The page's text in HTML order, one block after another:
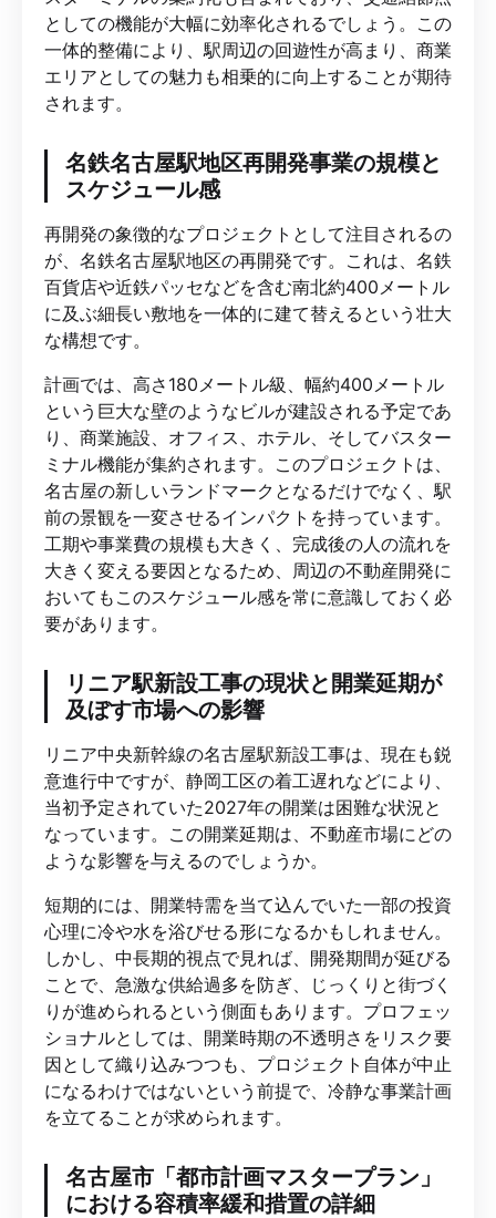
としての機能が大幅に効率化されるでしょう。この
一体的整備により、駅周辺の回遊性が高まり、商業
エリアとしての魅力も相乗的に向上することが期待
されます。
名鉄名古屋駅地区再開発事業の規模と
スケジュール感
再開発の象徴的なプロジェクトとして注目されるの
が、名鉄名古屋駅地区の再開発です。これは、名鉄
百貨店や近鉄パッセなどを含む南北約400メートル
に及ぶ細長い敷地を一体的に建て替えるという壮大
な構想です。
計画では、高さ180メートル級、幅約400メートル
という巨大な壁のようなビルが建設される予定であ
り、商業施設、オフィス、ホテル、そしてバスター
ミナル機能が集約されます。このプロジェクトは、
名古屋の新しいランドマークとなるだけでなく、駅
前の景観を一変させるインパクトを持っています。
工期や事業費の規模も大きく、完成後の人の流れを
大きく変える要因となるため、周辺の不動産開発に
おいてもこのスケジュール感を常に意識しておく必
要があります。
リニア駅新設工事の現状と開業延期が
及ぼす市場への影響
リニア中央新幹線の名古屋駅新設工事は、現在も鋭
意進行中ですが、静岡工区の着工遅れなどにより、
当初予定されていた2027年の開業は困難な状況と
なっています。この開業延期は、不動産市場にどの
ような影響を与えるのでしょうか。
短期的には、開業特需を当て込んでいた一部の投資
心理に冷や水を浴びせる形になるかもしれません。
しかし、中長期的視点で見れば、開発期間が延びる
ことで、急激な供給過多を防ぎ、じっくりと街づく
りが進められるという側面もあります。プロフェッ
ショナルとしては、開業時期の不透明さをリスク要
因として織り込みつつも、プロジェクト自体が中止
になるわけではないという前提で、冷静な事業計画
を立てることが求められます。
名古屋市「都市計画マスタープラン」
における容積率緩和措置の詳細